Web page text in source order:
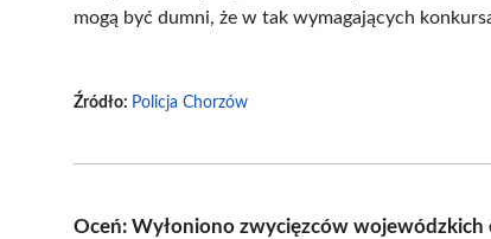
mogą być dumni, że w tak wymagających
Źródło: Policja Chorzów
Oceń: Wyłoniono zwycięzców wojewódzkich